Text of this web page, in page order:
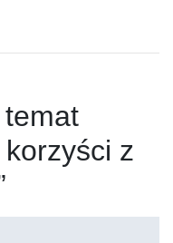
korzyści z